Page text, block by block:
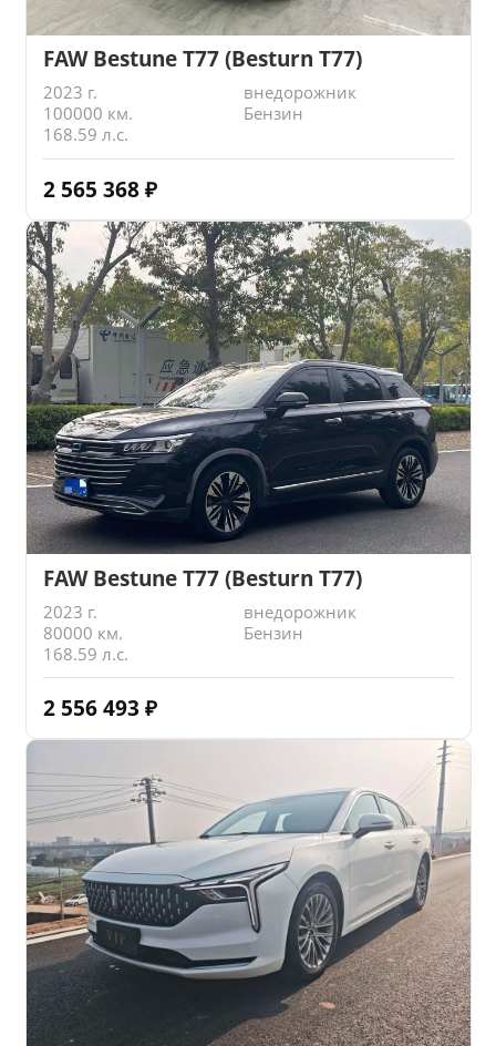
FAW Bestune T77 (Besturn T77)
2023 г.
внедорожник
100000 км.
Бензин
168.59 л.с.
2 565 368 ₽
FAW Bestune T77 (Besturn T77)
2023 г.
внедорожник
80000 км.
Бензин
168.59 л.с.
2 556 493 ₽